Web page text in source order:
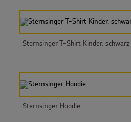
Sternsinger T-Shirt Kinder, schwarz
Sternsinger Hoodie